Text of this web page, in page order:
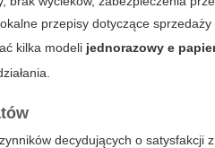
przepisy dotyczące sprzedaży
kilka modeli jednorazowy e
decydujących o